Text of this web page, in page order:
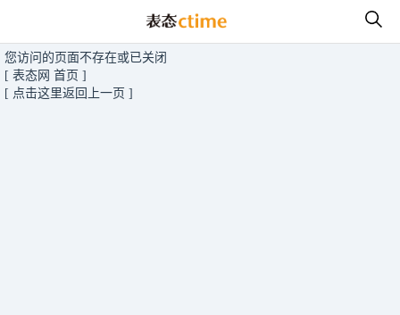
您访问的页面不存在或已关闭
[ 表态网 首页 ]
[ 点击这里返回上一页 ]